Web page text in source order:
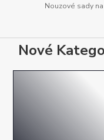
Nouzové sady
Nové